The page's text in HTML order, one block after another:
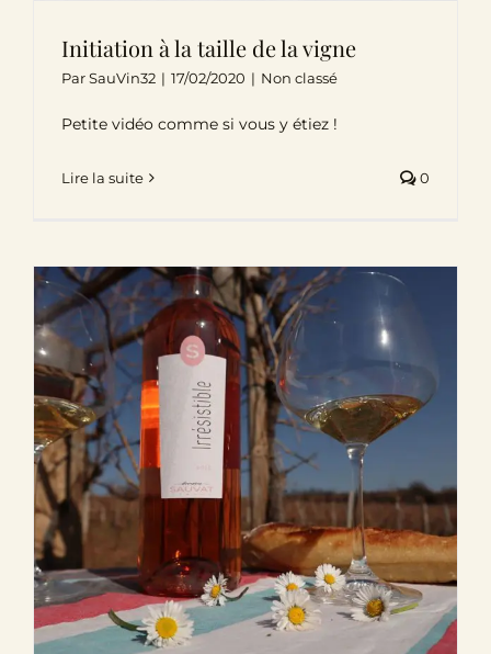
Initiation à la taille de la vigne
ParSauVin32 | 17/02/2020 | Non classé
Petite vidéo comme si vous y étiez !
Lire la suite 0